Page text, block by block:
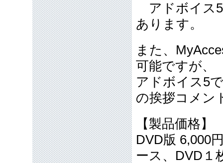
アドボイス5
あります。
また、
可能ですが、
アドボイス5
の挨拶コメン
【製品価格】
DVD版 6,000
ース、DVD１